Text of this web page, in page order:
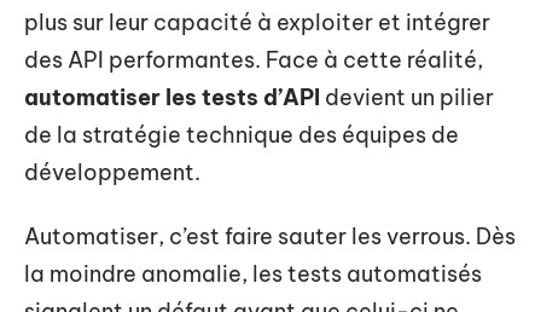
plus sur leur capacité à exploiter et intégrer
des API performantes. Face à cette réalité,
automatiser les tests d’API devient un pilier
de la stratégie technique des équipes de
développement.
Automatiser, c’est faire sauter les verrous. Dès
la moindre anomalie, les tests automatisés